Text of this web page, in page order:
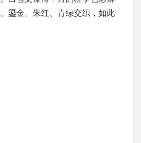
鎏金、朱红、青绿交织，如此